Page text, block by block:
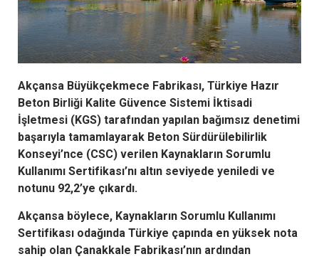
Akçansa Büyükçekmece Fabrikası, Türkiye Hazır
Beton Birliği Kalite Güvence Sistemi İktisadi
İşletmesi (KGS) tarafından yapılan bağımsız denetimi
başarıyla tamamlayarak Beton Sürdürülebilirlik
Konseyi’nce (CSC) verilen Kaynakların Sorumlu
Kullanımı Sertifikası’nı altın seviyede yeniledi ve
notunu 92,2’ye çıkardı.
Akçansa böylece, Kaynakların Sorumlu Kullanımı
Sertifikası odağında Türkiye çapında en yüksek nota
sahip olan Çanakkale Fabrikası’nın ardından